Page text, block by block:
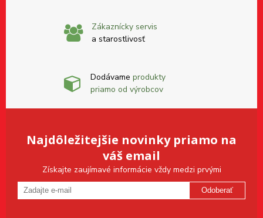
Zákaznícky servis
a starostlivosť
Dodávame produkty
priamo od výrobcov
Najdôležitejšie novinky priamo na
váš email
Získajte zaujímavé informácie vždy medzi prvými
Odoberať